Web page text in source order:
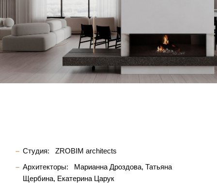
Студия:
ZROBIM architects
Архитекторы:
Марианна Дроздова Татьяна
Щербина Екатерина Царук